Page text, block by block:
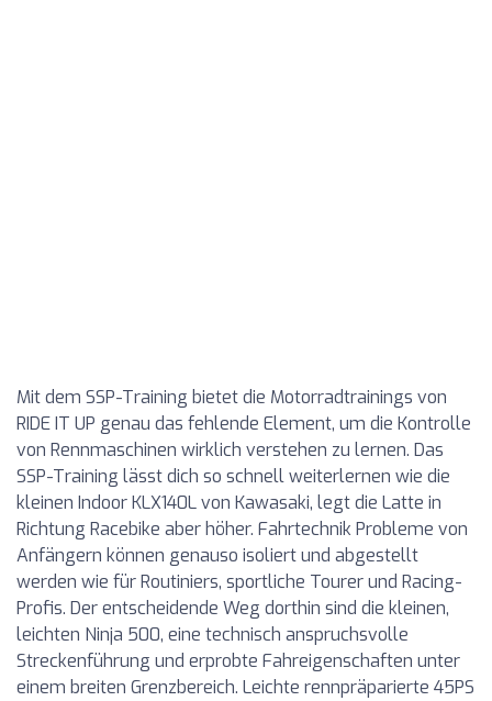
Mit dem SSP-Training bietet die Motorradtrainings von
RIDE IT UP genau das fehlende Element, um die Kontrolle
von Rennmaschinen wirklich verstehen zu lernen. Das
SSP-Training lässt dich so schnell weiterlernen wie die
kleinen Indoor KLX140L von Kawasaki, legt die Latte in
Richtung Racebike aber höher. Fahrtechnik Probleme von
Anfängern können genauso isoliert und abgestellt
werden wie für Routiniers, sportliche Tourer und Racing-
Profis. Der entscheidende Weg dorthin sind die kleinen,
leichten Ninja 500, eine technisch anspruchsvolle
Streckenführung und erprobte Fahreigenschaften unter
einem breiten Grenzbereich. Leichte rennpräparierte 45PS